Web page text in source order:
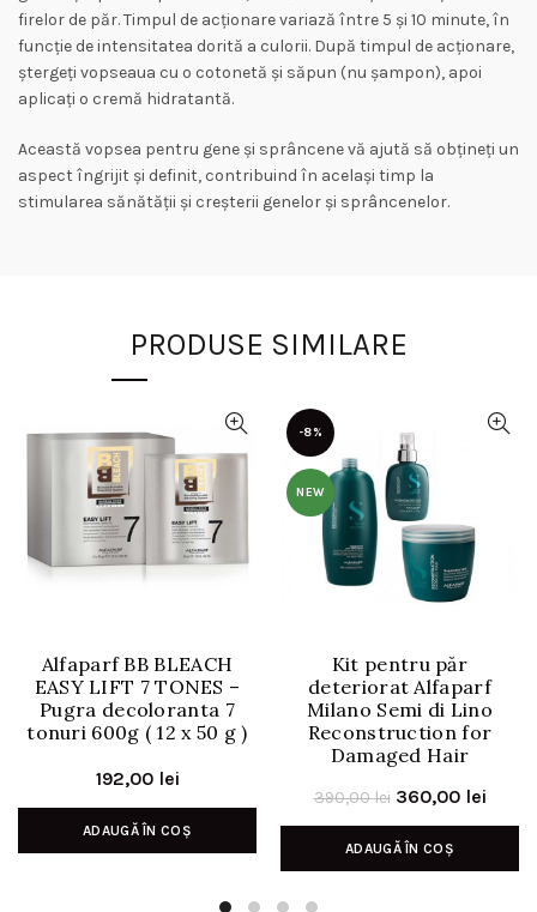
firelor de păr. Timpul de acționare variază între 5 și 10 minute, în
funcție de intensitatea dorită a culorii. După timpul de acționare,
ștergeți vopseaua cu o cotonetă și săpun (nu șampon), apoi
aplicați o cremă hidratantă.
Această vopsea pentru gene și sprâncene vă ajută să obțineți un
aspect îngrijit și definit, contribuind în același timp la
stimularea sănătății și creșterii genelor și sprâncenelor.
PRODUSE SIMILARE
Alfaparf BB BLEACH
EASY LIFT 7 TONES –
Pugra decoloranta 7
tonuri 600g ( 12 x 50 g )
192,00 lei
ADAUGĂ ÎN COȘ
-8%
NEW
Kit pentru păr
deteriorat Alfaparf
Milano Semi di Lino
Reconstruction for
Damaged Hair
390,00lei Prețul
inițial
a
360,00 lei
ADAUGĂ ÎN COȘ